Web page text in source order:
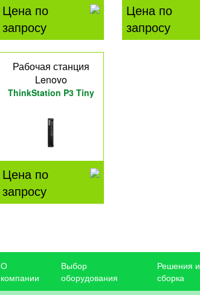
Цена по
запросу
Цена по
запросу
Рабочая станция
Lenovo
ThinkStation P3 Tiny
Цена по
запросу
О
компании
Выбор
оборудования
Решения и
сборка